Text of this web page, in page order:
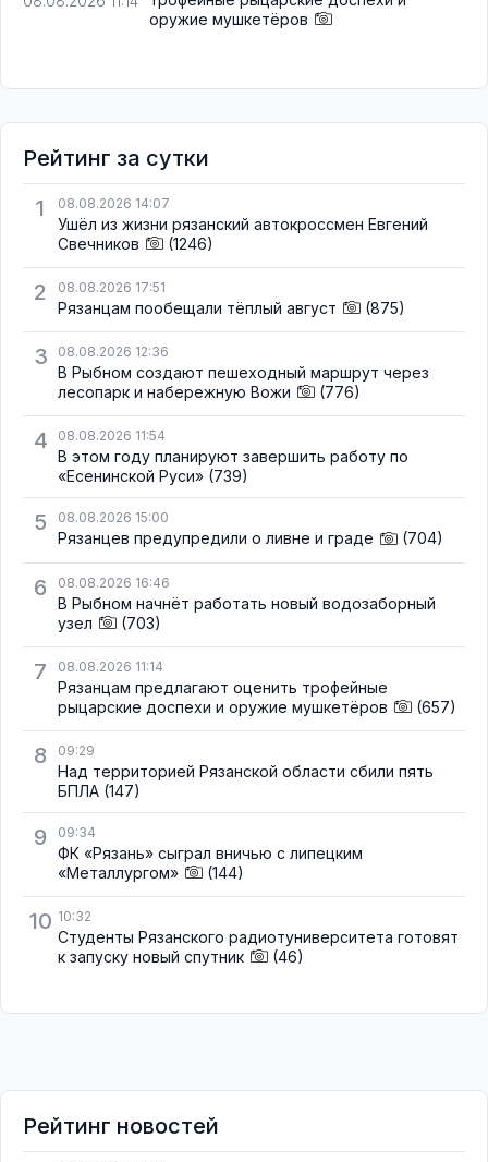
оружие мушкетёров
Рейтинг за сутки
1
08.08.2026 14:07
Ушёл из жизни рязанский автокроссмен Евгений
Свечников
(1246)
2 08.08.2026 17:51
Рязанцам пообещали тёплый август (875)
3 08.08.2026 12:36
В Рыбном создают пешеходный маршрут через
лесопарк и набережную Вожи
(776)
4 08.08.2026 11:54
В этом году планируют завершить работу по
«Есенинской Руси» (739)
5 08.08.2026 15:00
Рязанцев предупредили о ливне и граде (704)
6 08.08.2026 16:46
В Рыбном начнёт работать новый водозаборный
узел
(703)
7 08.08.2026 11:14
Рязанцам предлагают оценить трофейные
рыцарские доспехи и оружие мушкетёров
(657)
8 09:29
Над территорией Рязанской области сбили пять
БПЛА (147)
9 09:34
ФК «Рязань» сыграл вничью с липецким
«Металлургом»
(144)
10 10:32
Студенты Рязанского радиотуниверситета готовят
к запуску новый спутник
(46)
Рейтинг новостей